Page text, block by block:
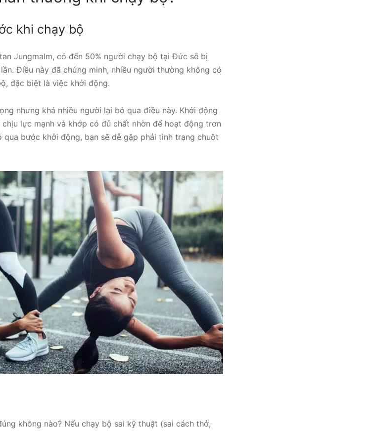
khi chạy bộ
Jungmalm, có đến 50% người chạy bộ tại Đức sẽ bị
Điều này đã chứng minh, nhiều người thường không có
đặc biệt là việc khởi động.
nhưng khá nhiều người lại bỏ qua điều này. Khởi động
lực mạnh và khớp có đủ chất nhờn để hoạt động trơn
bước khởi động, bạn sẽ dễ gặp phải tình trạng chuột
không nào? Nếu chạy bộ sai kỹ thuật (sai cách thở,